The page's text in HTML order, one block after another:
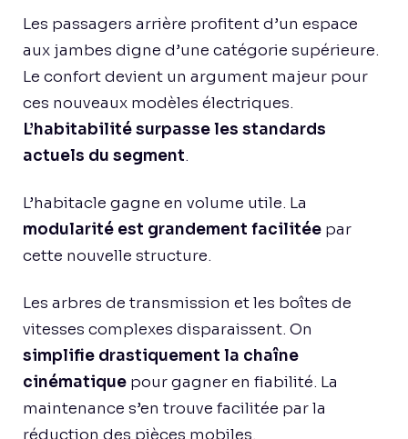
Les passagers arrière profitent d’un espace
aux jambes digne d’une catégorie supérieure.
Le confort devient un argument majeur pour
ces nouveaux modèles électriques.
L’habitabilité surpasse les standards
actuels du segment.
L’habitacle gagne en volume utile. La
modularité est grandement facilitée par
cette nouvelle structure.
Les arbres de transmission et les boîtes de
vitesses complexes disparaissent. On
simplifie drastiquement la chaîne
cinématique pour gagner en fiabilité. La
maintenance s’en trouve facilitée par la
réduction des pièces mobiles.